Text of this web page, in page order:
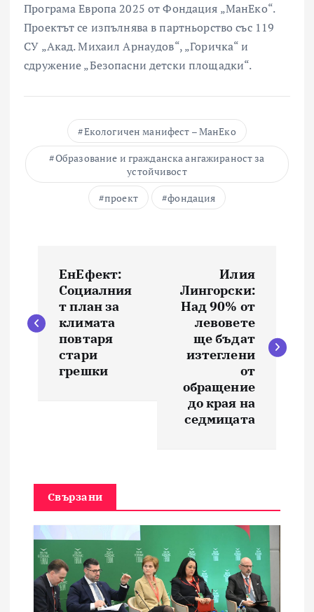
Програма Европа 2025 от Фондация „МанЕко“.
Проектът се изпълнява в партньорство със 119
СУ „Акад. Михаил Арнаудов“, „Горичка“ и
сдружение „Безопасни детски площадки“.
Екологичен манифест – МанЕко
Образование и гражданска ангажираност за
устойчивост
проект
фондация
в
и
я
ЕнЕфект:
Социалния
т план за
климата
повтаря
стари
грешки
Илия
Лингорски:
Над 90% от
левовете
ще бъдат
изтеглени
от
обращение
до края на
седмицата
Свързани